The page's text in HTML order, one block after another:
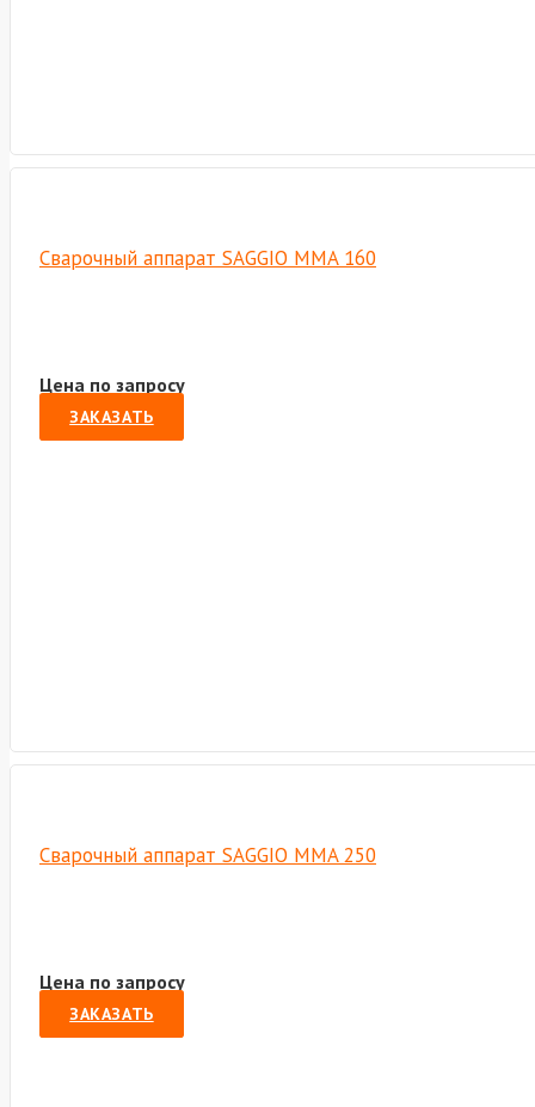
Сварочный аппарат SAGGIO MMA 160
Цена по запросу
ЗАКАЗАТЬ
Сварочный аппарат SAGGIO MMA 250
Цена по запросу
ЗАКАЗАТЬ